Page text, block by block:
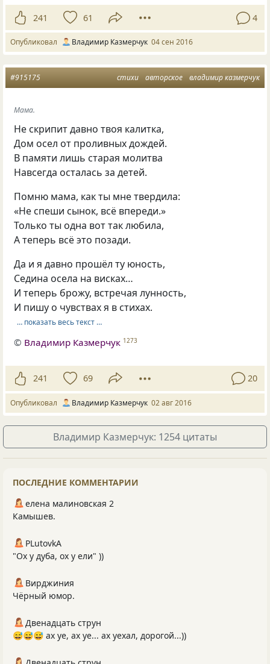
241 61 4
Опубликовал Владимир Казмерчук 04 сен 2016
стихи авторское владимир казмерчук
#915175
Мама.
Не скрипит давно твоя калитка,
Дом осел от проливных дождей.
В памяти лишь старая молитва
Навсегда осталась за детей.
Помню мама, как ты мне твердила:
«Не спеши сынок, всё впереди.»
Только ты одна вот так любила,
А теперь всё это позади.
Да и я давно прошёл ту юность,
Седина осела на висках…
И теперь брожу, встречая лунность,
И пишу о чувствах я в стихах.
… показать весь текст …
© Владимир Казмерчук 1273
241 69 20
Опубликовал Владимир Казмерчук 02 авг 2016
Владимир Казмерчук: 1254 цитаты
ПОСЛЕДНИЕ КОММЕНТАРИИ
елена малиновская 2
Камышев.
PLutоvkА
"Ох у дуба, ох у ели" ))
Вирджиния
Чёрный юмор.
Двенадцать струн
😅😅😅 ах уе, ах уе... ах уехал, дорогой...))